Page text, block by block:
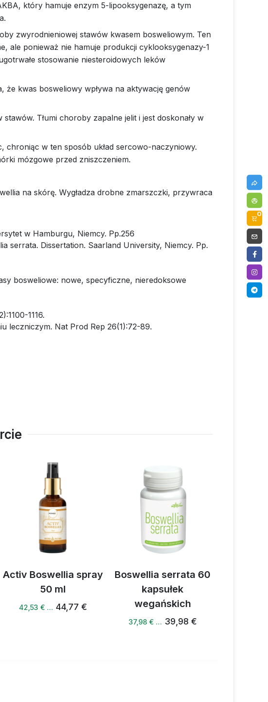
który hamuje enzym 5-lipooksygenazę, a tym
zwyrodnieniowej stawów kwasem bosweliowym. Ten
ale ponieważ nie hamuje produkcji cyklooksygenazy-1
stosowanie niesteroidowych leków
że kwas bosweliowy wpływa na aktywację genów
Tłumi choroby zapalne jelit i jest doskonały w
chroniąc w ten sposób układ sercowo-naczyniowy.
mózgowe przed zniszczeniem.
na skórę. Wygładza drobne zmarszczki, przywraca
w Hamburgu, Niemcy. Pp.256
serrata. Dissertation. Saarland University, Niemcy. Pp.
bosweliowe: nowe, specyficzne, nieredoksowe
1116.
leczniczym. Nat Prod Rep 26(1):72-89.
Activ Boswellia spray
50 ml
42,53 € … 44,77 €
Boswellia serrata 60
kapsułek
wegańskich
37,98 € … 39,98 €
0